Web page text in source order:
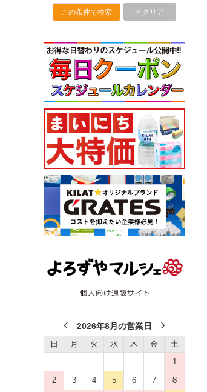
2026年8月の営業日
日 月 火 水 木 金
土
1
2 3 4 5 6 7 8